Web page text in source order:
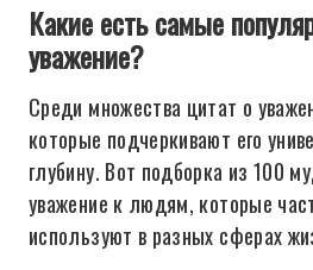
Какие есть самые
уважение?
Среди множества цитат о
которые подчеркивают его
глубину. Вот подборка из 100
уважение к людям, которые
используют в разных сферах